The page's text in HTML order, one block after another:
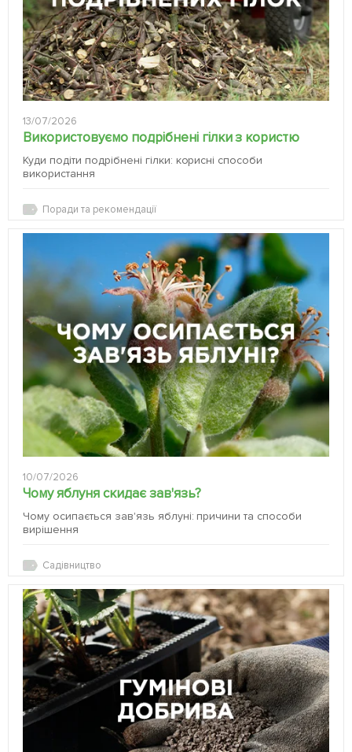
13/07/2026
Використовуємо подрібнені гілки з користю
Куди подіти подрібнені гілки: корисні способи
використання
Поради та рекомендації
10/07/2026
Чому яблуня скидає зав'язь?
Чому осипається зав'язь яблуні: причини та способи
вирішення
Садівництво